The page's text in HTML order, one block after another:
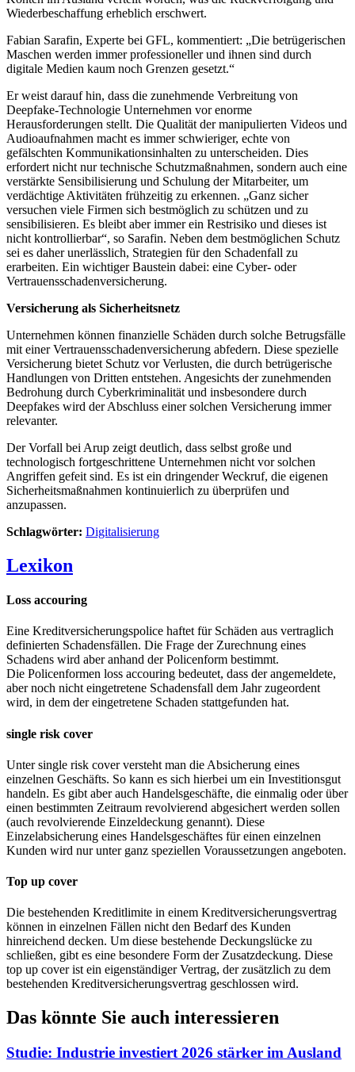
Wiederbeschaffung erheblich erschwert.
Fabian Sarafin, Experte bei GFL, kommentiert: „Die betrügerischen
Maschen werden immer professioneller und ihnen sind durch
digitale Medien kaum noch Grenzen gesetzt.“
Er weist darauf hin, dass die zunehmende Verbreitung von
Deepfake-Technologie Unternehmen vor enorme
Herausforderungen stellt. Die Qualität der manipulierten Videos und
Audioaufnahmen macht es immer schwieriger, echte von
gefälschten Kommunikationsinhalten zu unterscheiden. Dies
erfordert nicht nur technische Schutzmaßnahmen, sondern auch eine
verstärkte Sensibilisierung und Schulung der Mitarbeiter, um
verdächtige Aktivitäten frühzeitig zu erkennen. „Ganz sicher
versuchen viele Firmen sich bestmöglich zu schützen und zu
sensibilisieren. Es bleibt aber immer ein Restrisiko und dieses ist
nicht kontrollierbar“, so Sarafin. Neben dem bestmöglichen Schutz
sei es daher unerlässlich, Strategien für den Schadenfall zu
erarbeiten. Ein wichtiger Baustein dabei: eine Cyber- oder
Vertrauensschadenversicherung.
Versicherung als Sicherheitsnetz
Unternehmen können finanzielle Schäden durch solche Betrugsfälle
mit einer Vertrauensschadenversicherung abfedern. Diese spezielle
Versicherung bietet Schutz vor Verlusten, die durch betrügerische
Handlungen von Dritten entstehen. Angesichts der zunehmenden
Bedrohung durch Cyberkriminalität und insbesondere durch
Deepfakes wird der Abschluss einer solchen Versicherung immer
relevanter.
Der Vorfall bei Arup zeigt deutlich, dass selbst große und
technologisch fortgeschrittene Unternehmen nicht vor solchen
Angriffen gefeit sind. Es ist ein dringender Weckruf, die eigenen
Sicherheitsmaßnahmen kontinuierlich zu überprüfen und
anzupassen.
Schlagwörter: Digitalisierung
Lexikon
Loss accouring
Eine Kreditversicherungspolice haftet für Schäden aus vertraglich
definierten Schadensfällen. Die Frage der Zurechnung eines
Schadens wird aber anhand der Policenform bestimmt.
Die Policenformen loss accouring bedeutet, dass der angemeldete,
aber noch nicht eingetretene Schadensfall dem Jahr zugeordent
wird, in dem der eingetretene Schaden stattgefunden hat.
single risk cover
Unter single risk cover versteht man die Absicherung eines
einzelnen Geschäfts. So kann es sich hierbei um ein Investitionsgut
handeln. Es gibt aber auch Handelsgeschäfte, die einmalig oder über
einen bestimmten Zeitraum revolvierend abgesichert werden sollen
(auch revolvierende Einzeldeckung genannt). Diese
Einzelabsicherung eines Handelsgeschäftes für einen einzelnen
Kunden wird nur unter ganz speziellen Voraussetzungen angeboten.
Top up cover
Die bestehenden Kreditlimite in einem Kreditversicherungsvertrag
können in einzelnen Fällen nicht den Bedarf des Kunden
hinreichend decken. Um diese bestehende Deckungslücke zu
schließen, gibt es eine besondere Form der Zusatzdeckung. Diese
top up cover ist ein eigenständiger Vertrag, der zusätzlich zu dem
bestehenden Kreditversicherungsvertrag geschlossen wird.
Das könnte Sie auch interessieren
Studie: Industrie investiert 2026 stärker im Ausland